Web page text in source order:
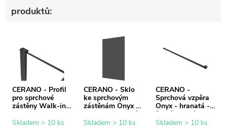
produktů:
CERANO - Profil
pro sprchové
zástěny Walk-in
černá matná - 15
Skladem > 10 ks
CERANO - Sklo
ke sprchovým
zástěnám Onyx -
8 mm - grafitové
sklo - 120x200
Skladem > 10 ks
CERANO -
Sprchová vzpěra
Onyx - hranatá -
černá matná -
150 cm
Skladem > 10 ks